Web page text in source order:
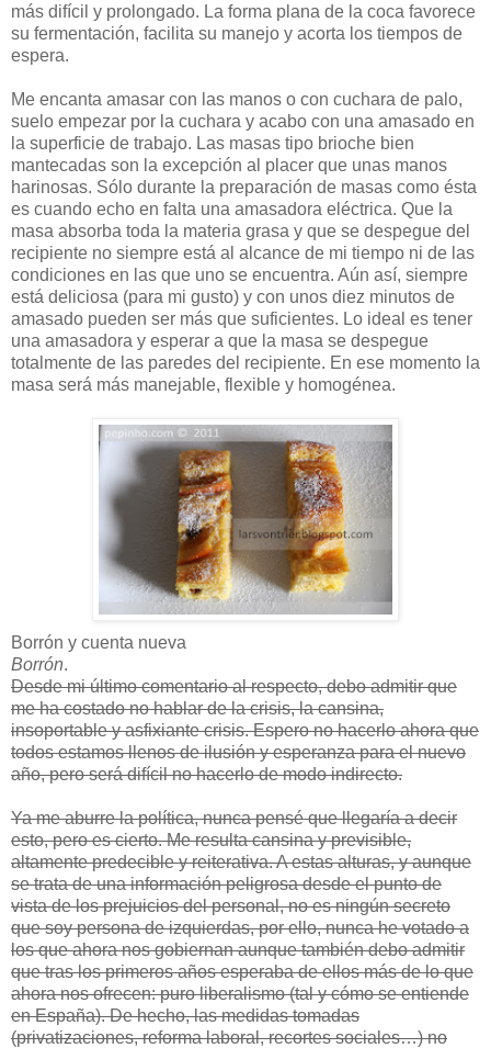
más difícil y prolongado. La forma plana de la coca favorece
su fermentación, facilita su manejo y acorta los tiempos de
espera.
Me encanta amasar con las manos o con cuchara de palo,
suelo empezar por la cuchara y acabo con una amasado en
la superficie de trabajo. Las masas tipo brioche bien
mantecadas son la excepción al placer que unas manos
harinosas. Sólo durante la preparación de masas como ésta
es cuando echo en falta una amasadora eléctrica. Que la
masa absorba toda la materia grasa y que se despegue del
recipiente no siempre está al alcance de mi tiempo ni de las
condiciones en las que uno se encuentra. Aún así, siempre
está deliciosa (para mi gusto) y con unos diez minutos de
amasado pueden ser más que suficientes. Lo ideal es tener
una amasadora y esperar a que la masa se despegue
totalmente de las paredes del recipiente. En ese momento la
masa será más manejable, flexible y homogénea.
Borrón y cuenta nueva
Borrón.
Desde mi último comentario al respecto, debo admitir que
me ha costado no hablar de la crisis, la cansina,
insoportable y asfixiante crisis. Espero no hacerlo ahora que
todos estamos llenos de ilusión y esperanza para el nuevo
año, pero será difícil no hacerlo de modo indirecto.
Ya me aburre la política, nunca pensé que llegaría a decir
esto, pero es cierto. Me resulta cansina y previsible,
altamente predecible y reiterativa. A estas alturas, y aunque
se trata de una información peligrosa desde el punto de
vista de los prejuicios del personal, no es ningún secreto
que soy persona de izquierdas, por ello, nunca he votado a
los que ahora nos gobiernan aunque también debo admitir
que tras los primeros años esperaba de ellos más de lo que
ahora nos ofrecen: puro liberalismo (tal y cómo se entiende
en España). De hecho, las medidas tomadas
(privatizaciones, reforma laboral, recortes sociales…) no